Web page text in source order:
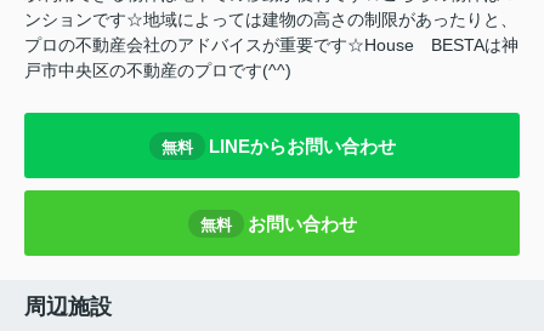
ンションです☆地域によっては建物の高さの制限があったりと、
プロの不動産会社のアドバイスが重要です☆House BESTAは神
戸市中央区の不動産のプロです(^^)
無料 LINEからお問い合わせ
無料 お問い合わせ
周辺施設